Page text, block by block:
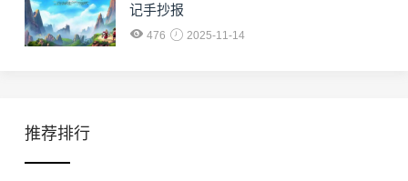
记手抄报
476 2025-11-14
推荐排行